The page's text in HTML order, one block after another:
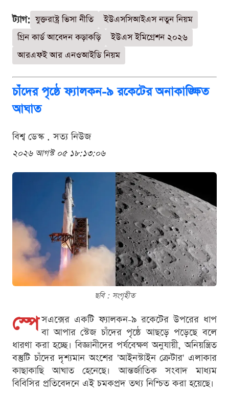
ট্যাগ: যুক্তরাষ্ট্র ভিসা নীতি
ইউএসসিআইএস নতুন নিয়ম
গ্রিন কার্ড আবেদন কড়াকড়ি
ইউএস ইমিগ্রেশন ২০২৬
আরএফই আর এনওআইডি নিয়ম
চাঁদের পৃষ্ঠে ফ্যালকন-৯ রকেটের অনাকাঙ্ক্ষিত
আঘাত
বিশ্ব ডেস্ক . সত্য নিউজ
২০২৬ আগস্ট ০৫ ১৮:১৩:০৬
ছবি : সংগৃহীত
স্পে সএক্সের একটি ফ্যালকন-৯ রকেটের উপরের ধাপ
বা আপার স্টেজ চাঁদের পৃষ্ঠে আছড়ে পড়েছে বলে
ধারণা করা হচ্ছে। বিজ্ঞানীদের পর্যবেক্ষণ অনুযায়ী, অনিয়ন্ত্রিত
বস্তুটি চাঁদের দৃশ্যমান অংশের 'আইনস্টাইন ক্রেটার' এলাকার
কাছাকাছি আঘাত হেনেছে। আন্তর্জাতিক সংবাদ মাধ্যম
বিবিসির প্রতিবেদনে এই চমকপ্রদ তথ্য নিশ্চিত করা হয়েছে।